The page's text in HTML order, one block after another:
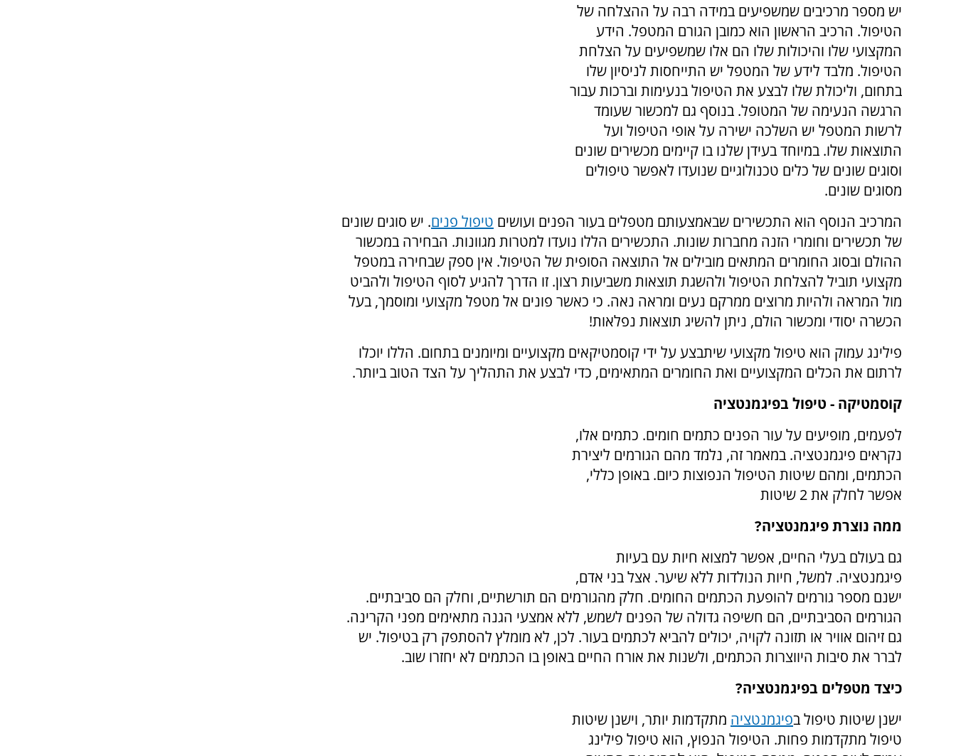
יש מספר מרכיבים שמשפיעים במידה רבה על ההצלחה של
הטיפול. הרכיב הראשון הוא כמובן הגורם המטפל. הידע
המקצועי שלו והיכולות שלו הם אלו שמשפיעים על הצלחת
הטיפול. מלבד לידע של המטפל יש התייחסות לניסיון שלו
בתחום, וליכולת שלו לבצע את הטיפול בנעימות וברכות עבור
הרגשה הנעימה של המטופל. בנוסף גם למכשור שעומד
לרשות המטפל יש השלכה ישירה על אופי הטיפול ועל
התוצאות שלו. במיוחד בעידן שלנו בו קיימים מכשירים שונים
וסוגים שונים של כלים טכנולוגיים שנועדו לאפשר טיפולים
מסוגים שונים.
המרכיב הנוסף הוא התכשירים שבאמצעותם מטפלים בעור הפנים ועושים טיפול פנים. יש סוגים שונים
של תכשירים וחומרי הזנה מחברות שונות. התכשירים הללו נועדו למטרות מגוונות. הבחירה במכשור
ההולם ובסוג החומרים המתאים מובילים אל התוצאה הסופית של הטיפול. אין ספק שבחירה במטפל
מקצועי תוביל להצלחת הטיפול ולהשגת תוצאות משביעות רצון. זו הדרך להגיע לסוף הטיפול ולהביט
מול המראה ולהיות מרוצים ממרקם נעים ומראה נאה. כי כאשר פונים אל מטפל מקצועי ומוסמך, בעל
הכשרה יסודי ומכשור הולם, ניתן להשיג תוצאות נפלאות!
פילינג עמוק הוא טיפול מקצועי שיתבצע על ידי קוסמטיקאים מקצועיים ומיומנים בתחום. הללו יוכלו
לרתום את הכלים המקצועיים ואת החומרים המתאימים, כדי לבצע את התהליך על הצד הטוב ביותר.
קוסמטיקה - טיפול בפיגמנטציה
לפעמים, מופיעים על עור הפנים כתמים חומים. כתמים אלו,
נקראים פיגמנטציה. במאמר זה, נלמד מהם הגורמים ליצירת
הכתמים, ומהם שיטות הטיפול הנפוצות כיום. באופן כללי,
אפשר לחלק את 2 שיטות
ממה נוצרת פיגמנטציה?
גם בעולם בעלי החיים, אפשר למצוא חיות עם בעיות
פיגמנטציה. למשל, חיות הנולדות ללא שיער. אצל בני אדם,
ישנם מספר גורמים להופעת הכתמים החומים. חלק מהגורמים הם תורשתיים, וחלק הם סביבתיים.
הגורמים הסביבתיים, הם חשיפה גדולה של הפנים לשמש, ללא אמצעי הגנה מתאימים מפני הקרינה.
גם זיהום אוויר או תזונה לקויה, יכולים להביא לכתמים בעור. לכן, לא מומלץ להסתפק רק בטיפול. יש
לברר את סיבות היווצרות הכתמים, ולשנות את אורח החיים באופן בו הכתמים לא יחזרו שוב.
כיצד מטפלים בפיגמנטציה?
ישנן שיטות טיפול בפיגמנטציה מתקדמות יותר, וישנן שיטות
טיפול מתקדמות פחות. הטיפול הנפוץ, הוא טיפול פילינג